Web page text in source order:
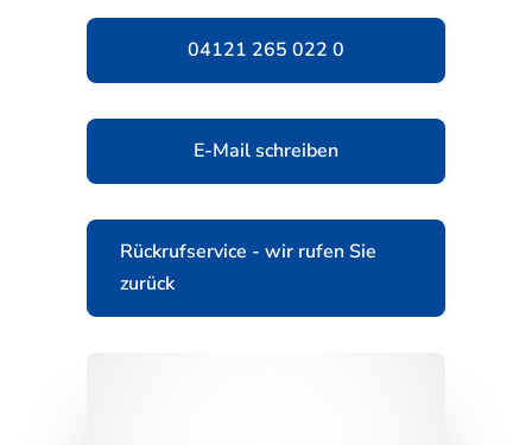
04121 265 022 0
E-Mail schreiben
Rückrufservice - wir rufen Sie
zurück